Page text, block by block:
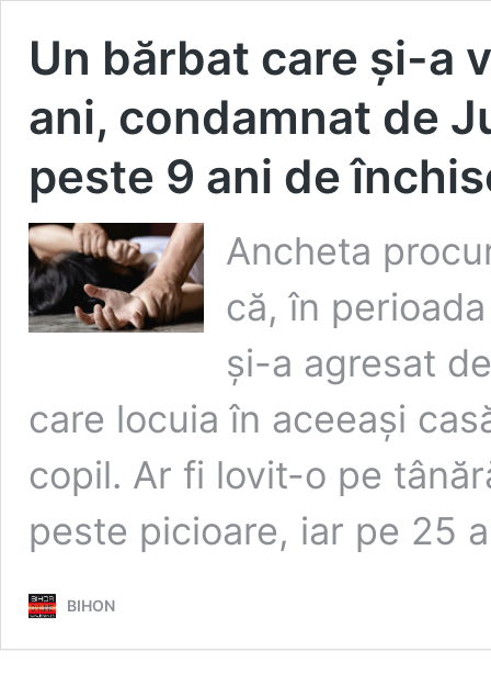
Un bărbat care și-a
ani, condamnat de
peste 9 ani de
Ancheta
că, în
și-a agresat
care locuia în aceeași
copil. Ar fi lovit-o pe
peste picioare, iar pe 25
BIHON